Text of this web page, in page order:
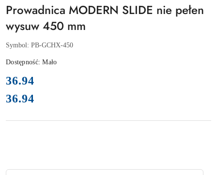
Prowadnica MODERN SLIDE nie pełen
wysuw 450 mm
Symbol: PB-GCHX-450
Dostępność:Mało
cena:
36.94
Cena:
36.94